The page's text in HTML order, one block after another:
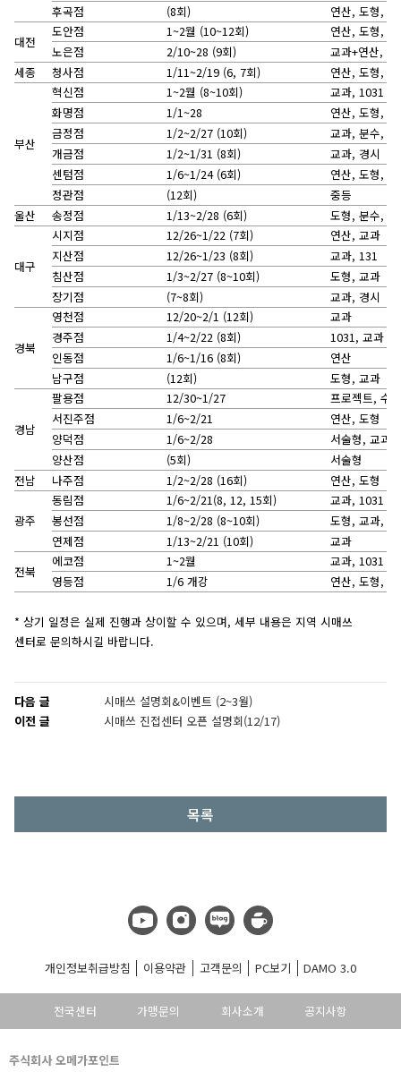
후곡점
(8회)
연산, 도형, 교
대전
도안점 1~2월 (10~12회)
연산, 도형,
노은점
2/10~28 (9회)
교과+연산,
세종
청사점 1/11~2/19 (6, 7회) 연산, 도형,
부산
혁신점 1~2월 (8~10회)
교과, 1031
화명점
1/1~28
연산, 도형,
금정점
1/2~2/27 (10회)
교과, 분수, 중
개금점
1/2~1/31 (8회)
교과, 경시
센텀점
1/6~1/24 (6회)
연산, 도형,
정관점
(12회)
중등
울산
송정점 1/13~2/28 (6회) 도형, 분수, 교
대구
시지점 12/26~1/22 (7회)
연산, 교과
지산점
12/26~1/23 (8회)
교과, 131
침산점
1/3~2/27 (8~10회)
도형, 교과
장기점
(7~8회) 교과, 경시
경북
영천점 12/20~2/1 (12회)
교과
경주점
1/4~2/22 (8회)
1031, 교과
인동점
1/6~1/16 (8회)
연산
남구점
(12회) 도형, 교과
경남
팔용점 12/30~1/27
프로젝트, 수
서진주점
1/6~2/21
연산, 도형
양덕점
1/6~2/28
서술형, 교과,
양산점
(5회)
서술형
전남
나주점 1/2~2/28 (16회) 연산, 도형
광주
동림점 1/6~2/21(8, 12, 15회)
교과, 1031
봉선점
1/8~2/28 (8~10회)
도형, 교과,
연제점
1/13~2/21 (10회)
교과
전북
에코점 1~2월
교과, 1031
영등점
1/6 개강 연산, 도형,
* 상기 일정은 실제 진행과 상이할 수 있으며, 세부 내용은 지역 시매쓰
센터로 문의하시길 바랍니다.
다음 글
시매쓰 설명회&이벤트 (2~3월)
이전 글
시매쓰 진접센터 오픈 설명회(12/17)
목록
개인정보취급방침 이용약관 고객문의 PC보기 DAMO 3.0
전국센터 가맹문의 회사소개 공지사항
주식회사 오메가포인트